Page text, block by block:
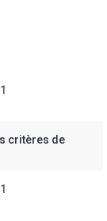
1
critères de
1